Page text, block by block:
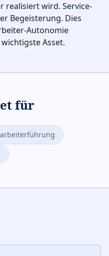
realisiert wird. Service-
Begeisterung. Dies
Autonomie
Asset.
für